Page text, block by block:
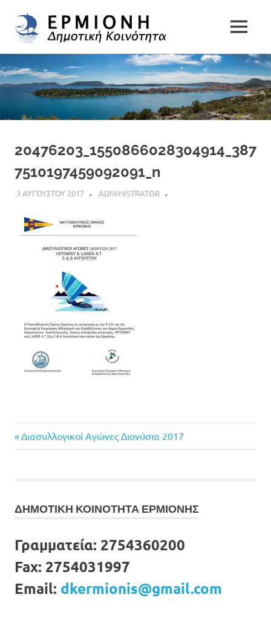
to
content
Δημοτική
Κοινότητα
Ερμιόνης
MENU
20476203_1550866028304914_387
7510197459092091_n
3 ΑΥΓΟΥΣΤΟΥ 2017 ADMINISTRATOR
Πλοήγηση
Previous
Post:
Διασυλλογικοί Αγώνες Διονύσια 2017
ΔΗΜΟΤΙΚΗ ΚΟΙΝΟΤΗΤΑ ΕΡΜΙΟΝΗΣ
Γραμματεία: 2754360200
Fax: 2754031997
Email: dkermionis@gmail.com